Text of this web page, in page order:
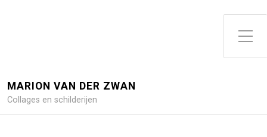
Toggle
MARION VAN DER ZWAN
Collages en schilderijen